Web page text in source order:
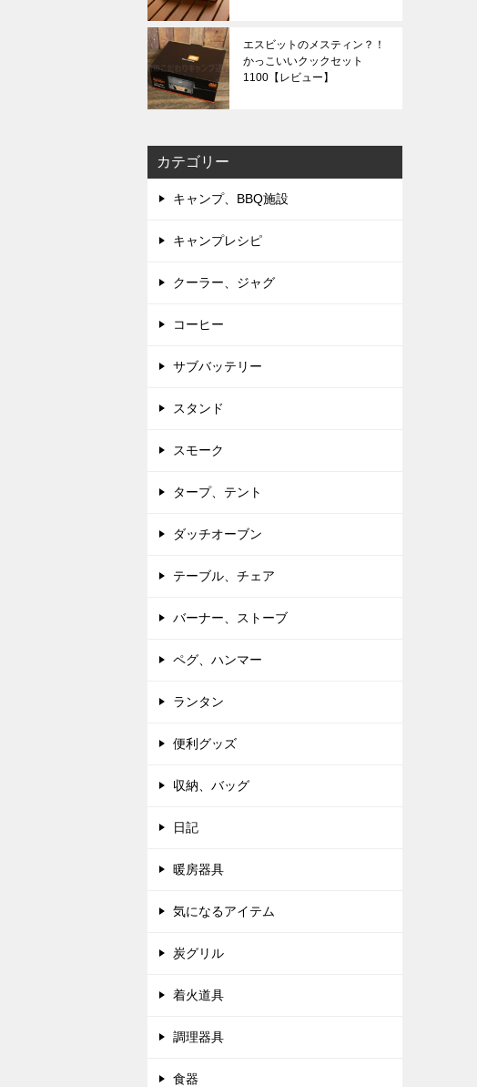
エスビットのメスティン？！
かっこいいクックセット
1100【レビュー】
カテゴリー
キャンプ、BBQ施設
キャンプレシピ
クーラー、ジャグ
コーヒー
サブバッテリー
スタンド
スモーク
タープ、テント
ダッチオーブン
テーブル、チェア
バーナー、ストーブ
ペグ、ハンマー
ランタン
便利グッズ
収納、バッグ
日記
暖房器具
気になるアイテム
炭グリル
着火道具
調理器具
食器